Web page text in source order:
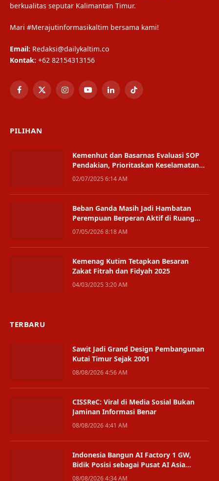
berkualitas seputar Kalimantan Timur.
Mari #Merajutinformasikaltim bersama kami!
Email: Redaksi@dailykaltim.co
Kontak: +62 82154313156
Facebook
X
InstagramYouTubeLinkedInTikTok
PILIHAN
Kemenhut dan Basarnas Evaluasi SOP
Pendakian, Prioritaskan Keselamatan
Wisata Alam
02/07/2025 6:14 AM
Beban Ganda Masih Jadi Hambatan
Perempuan Berperan Aktif di Ruang
Publik
07/05/2026 8:18 AM
Kemenag Kutim Tetapkan Besaran
Zakat Fitrah dan Fidyah 2025
04/03/2025 3:20 AM
TERBARU
Sawit Jadi Grand Design Pembangunan
Kutai Timur Sejak 2001
08/08/2026 4:56 AM
CISSReC: Viral di Media Sosial Bukan
Jaminan Informasi Benar
08/08/2026 4:41 AM
Indonesia Bangun AI Factory 1 GW,
Bidik Posisi sebagai Pusat AI Asia
Tenggara
08/08/2026 4:34 AM